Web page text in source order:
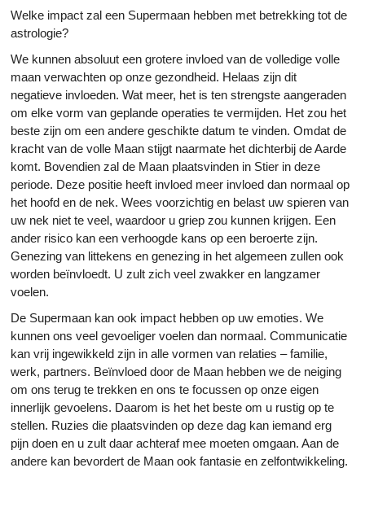
Welke impact zal een Supermaan hebben met betrekking tot de
astrologie?
We kunnen absoluut een grotere invloed van de volledige volle
maan verwachten op onze gezondheid. Helaas zijn dit
negatieve invloeden. Wat meer, het is ten strengste aangeraden
om elke vorm van geplande operaties te vermijden. Het zou het
beste zijn om een andere geschikte datum te vinden. Omdat de
kracht van de volle Maan stijgt naarmate het dichterbij de Aarde
komt. Bovendien zal de Maan plaatsvinden in Stier in deze
periode. Deze positie heeft invloed meer invloed dan normaal op
het hoofd en de nek. Wees voorzichtig en belast uw spieren van
uw nek niet te veel, waardoor u griep zou kunnen krijgen. Een
ander risico kan een verhoogde kans op een beroerte zijn.
Genezing van littekens en genezing in het algemeen zullen ook
worden beïnvloedt. U zult zich veel zwakker en langzamer
voelen.
De Supermaan kan ook impact hebben op uw emoties. We
kunnen ons veel gevoeliger voelen dan normaal. Communicatie
kan vrij ingewikkeld zijn in alle vormen van relaties – familie,
werk, partners. Beïnvloed door de Maan hebben we de neiging
om ons terug te trekken en ons te focussen op onze eigen
innerlijk gevoelens. Daarom is het het beste om u rustig op te
stellen. Ruzies die plaatsvinden op deze dag kan iemand erg
pijn doen en u zult daar achteraf mee moeten omgaan. Aan de
andere kan bevordert de Maan ook fantasie en zelfontwikkeling.